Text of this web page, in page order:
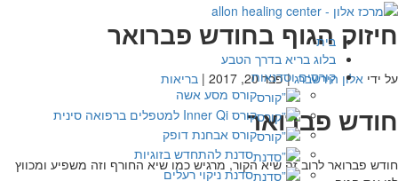
בית
בלוג בריא בדרך הטבע
קורסים וסדנאות
קורס מסע אשה
קורס Inner Qi למטפלים ברפואה סינית
קורס אבחנת דופק
סדנת להתחדש בזוגיות
סדנת ניקוי רעלים
חיזוק הגוף בחודש פברואר
על ידי אלון הירשברג|פבר 20, 2017 | בריאות
חודש פברואר
חודש פברואר לרוב זה שיא הקור, מרגיש כמו שיא החורף וזה משפיע ומכווץ